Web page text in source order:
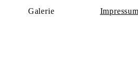
Galerie